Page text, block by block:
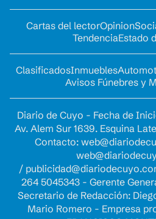
Cartas del lectorOpinion
TendenciaEstado
ClasificadosInmuebles
Avisos Fúnebres y
Diario de Cuyo - Fecha de
Av. Alem Sur 1639. Esquina
Contacto:
/
264 5045343 - Gerente
Secretario de Redacción:
Mario Romero - Empresa